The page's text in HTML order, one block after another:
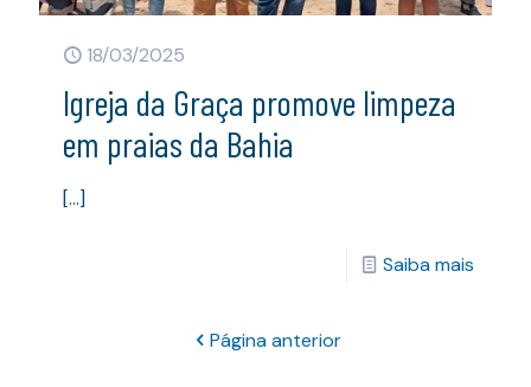
18/03/2025
Igreja da Graça promove limpeza
em praias da Bahia
[…]
Saiba mais
Página anterior